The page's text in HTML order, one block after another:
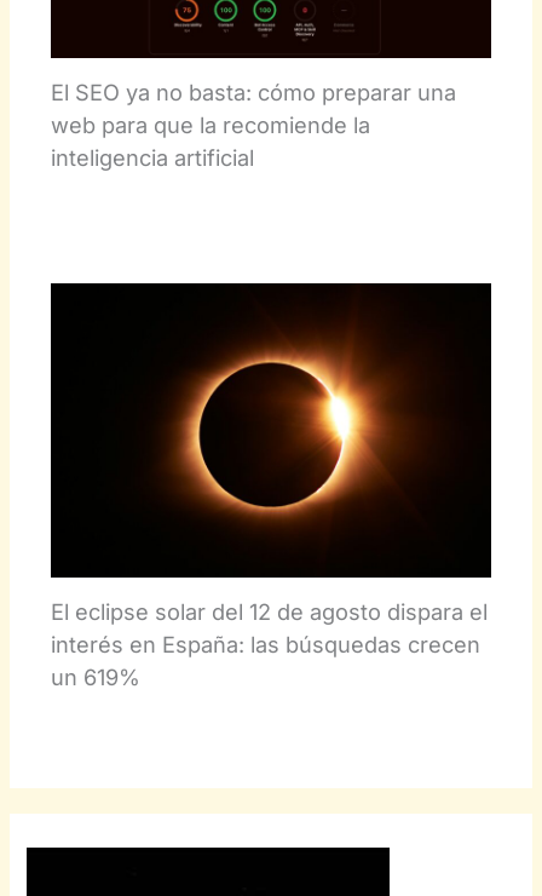
El SEO ya no basta: cómo preparar una
web para que la recomiende la
inteligencia artificial
El eclipse solar del 12 de agosto dispara el
interés en España: las búsquedas crecen
un 619%